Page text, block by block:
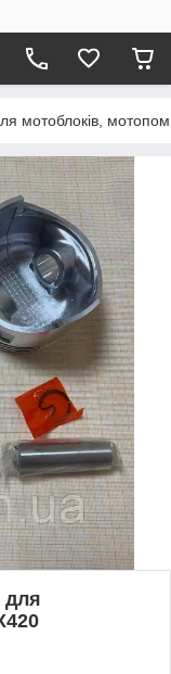
мотоблоків,
для